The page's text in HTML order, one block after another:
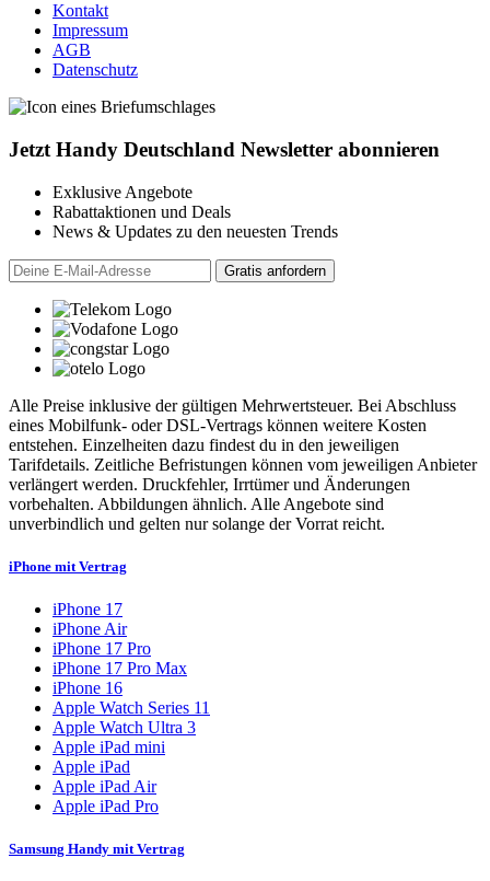
Kontakt
Impressum
AGB
Datenschutz
Jetzt Handy Deutschland Newsletter abonnieren
Exklusive Angebote
Rabattaktionen und Deals
News & Updates zu den neuesten Trends
Alle Preise inklusive der gültigen Mehrwertsteuer. Bei Abschluss
eines Mobilfunk- oder DSL-Vertrags können weitere Kosten
entstehen. Einzelheiten dazu findest du in den jeweiligen
Tarifdetails. Zeitliche Befristungen können vom jeweiligen Anbieter
verlängert werden. Druckfehler, Irrtümer und Änderungen
vorbehalten. Abbildungen ähnlich. Alle Angebote sind
unverbindlich und gelten nur solange der Vorrat reicht.
iPhone mit Vertrag
iPhone 17
iPhone Air
iPhone 17 Pro
iPhone 17 Pro Max
iPhone 16
Apple Watch Series 11
Apple Watch Ultra 3
Apple iPad mini
Apple iPad
Apple iPad Air
Apple iPad Pro
Samsung Handy mit Vertrag